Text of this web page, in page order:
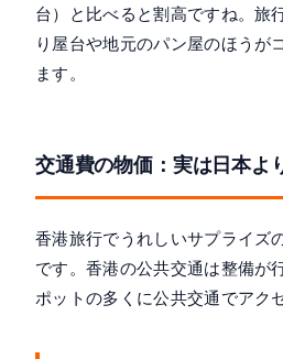
台）と比べると割高ですね。旅
り屋台や地元のパン屋のほうが
ます。
交通費の物価：実は日本よ
香港旅行でうれしいサプライズ
です。香港の公共交通は整備が
ポットの多くに公共交通でアク